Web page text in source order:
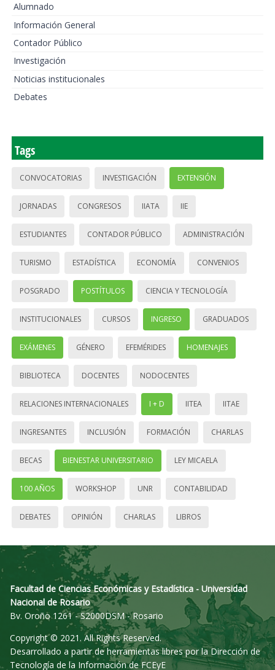
Alumnado
Información General
Contador Público
Investigación
Noticias institucionales
Debates
Tags
CONVOCATORIAS INVESTIGACIÓN EXTENSIÓN
JORNADAS CONGRESOS IIATA IIE
ESTUDIANTES CONTADOR PÚBLICO ADMINISTRACIÓN
TURISMO ESTADÍSTICA ECONOMÍA CONVENIOS
POSGRADO POSTÍTULOS CIENCIA Y TECNOLOGÍA
INSTITUCIONALES CURSOS INGRESO GRADUADOS
EXÁMENES GÉNERO EFEMÉRIDES HOMENAJES
BIBLIOTECA DOCENTES NODOCENTES
RELACIONES INTERNACIONALES I + D IITEA IITAE
INGRESANTES INCLUSIÓN FORMACIÓN CHARLAS
BECAS BIENESTAR UNIVERSITARIO LEY MICAELA
100 AÑOS WORKSHOP UNR CONTABILIDAD
DEBATES OPINIÓN CHARLAS LIBROS
Facultad de Ciencias Económicas y Estadística - Universidad
Nacional de Rosario
Bv. Oroño 1261 - S2000DSM - Rosario
Copyright © 2021. All Rights Reserved.
Desarrollado a partir de herramientas libres por la Dirección de
Tecnología de la Información de FCEyE